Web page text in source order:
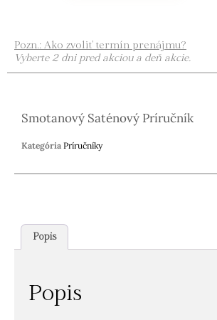
Pozn.: Ako zvoliť termín prenájmu?
Vyberte 2 dni pred akciou a deň akcie.
Smotanový Saténový Príručník
Kategória Príručníky
Popis
Popis